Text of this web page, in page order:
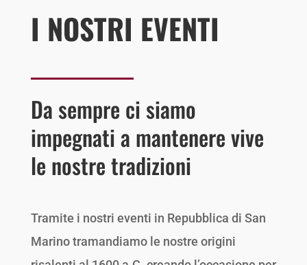
I NOSTRI EVENTI
Da sempre ci siamo
impegnati a mantenere vive
le nostre tradizioni
Tramite i nostri eventi in Repubblica di San
Marino tramandiamo le nostre origini